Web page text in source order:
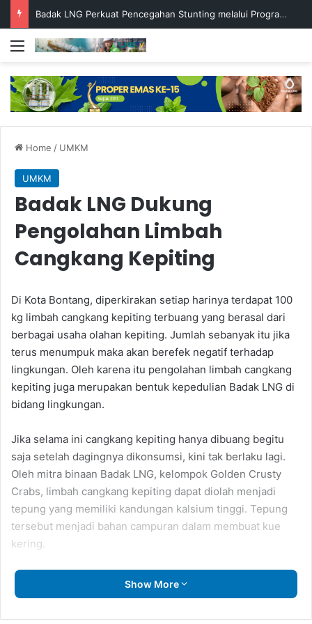
Badak LNG Perkuat Pencegahan Stunting melalui Program Akar Ranting
Menu
Home / UMKM
UMKM
Badak LNG Dukung
Pengolahan Limbah
Cangkang Kepiting
Di Kota Bontang, diperkirakan setiap harinya terdapat 100
kg limbah cangkang kepiting terbuang yang berasal dari
berbagai usaha olahan kepiting. Jumlah sebanyak itu jika
terus menumpuk maka akan berefek negatif terhadap
lingkungan. Oleh karena itu pengolahan limbah cangkang
kepiting juga merupakan bentuk kepedulian Badak LNG di
bidang lingkungan.
Jika selama ini cangkang kepiting hanya dibuang begitu
saja setelah dagingnya dikonsumsi, kini tak berlaku lagi.
Oleh mitra binaan Badak LNG, kelompok Golden Crusty
Crabs, limbah cangkang kepiting dapat diolah menjadi
tepung yang memiliki kandungan kalsium tinggi. Tepung
tersebut menjadi bahan campuran dalam membuat kue
kering.
Dalam bentuk tepung, cangkang kepiting dapat
dicampurkan ke dalam bahan makanan tanpa merusak rasa
Show More